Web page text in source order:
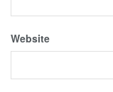
Website